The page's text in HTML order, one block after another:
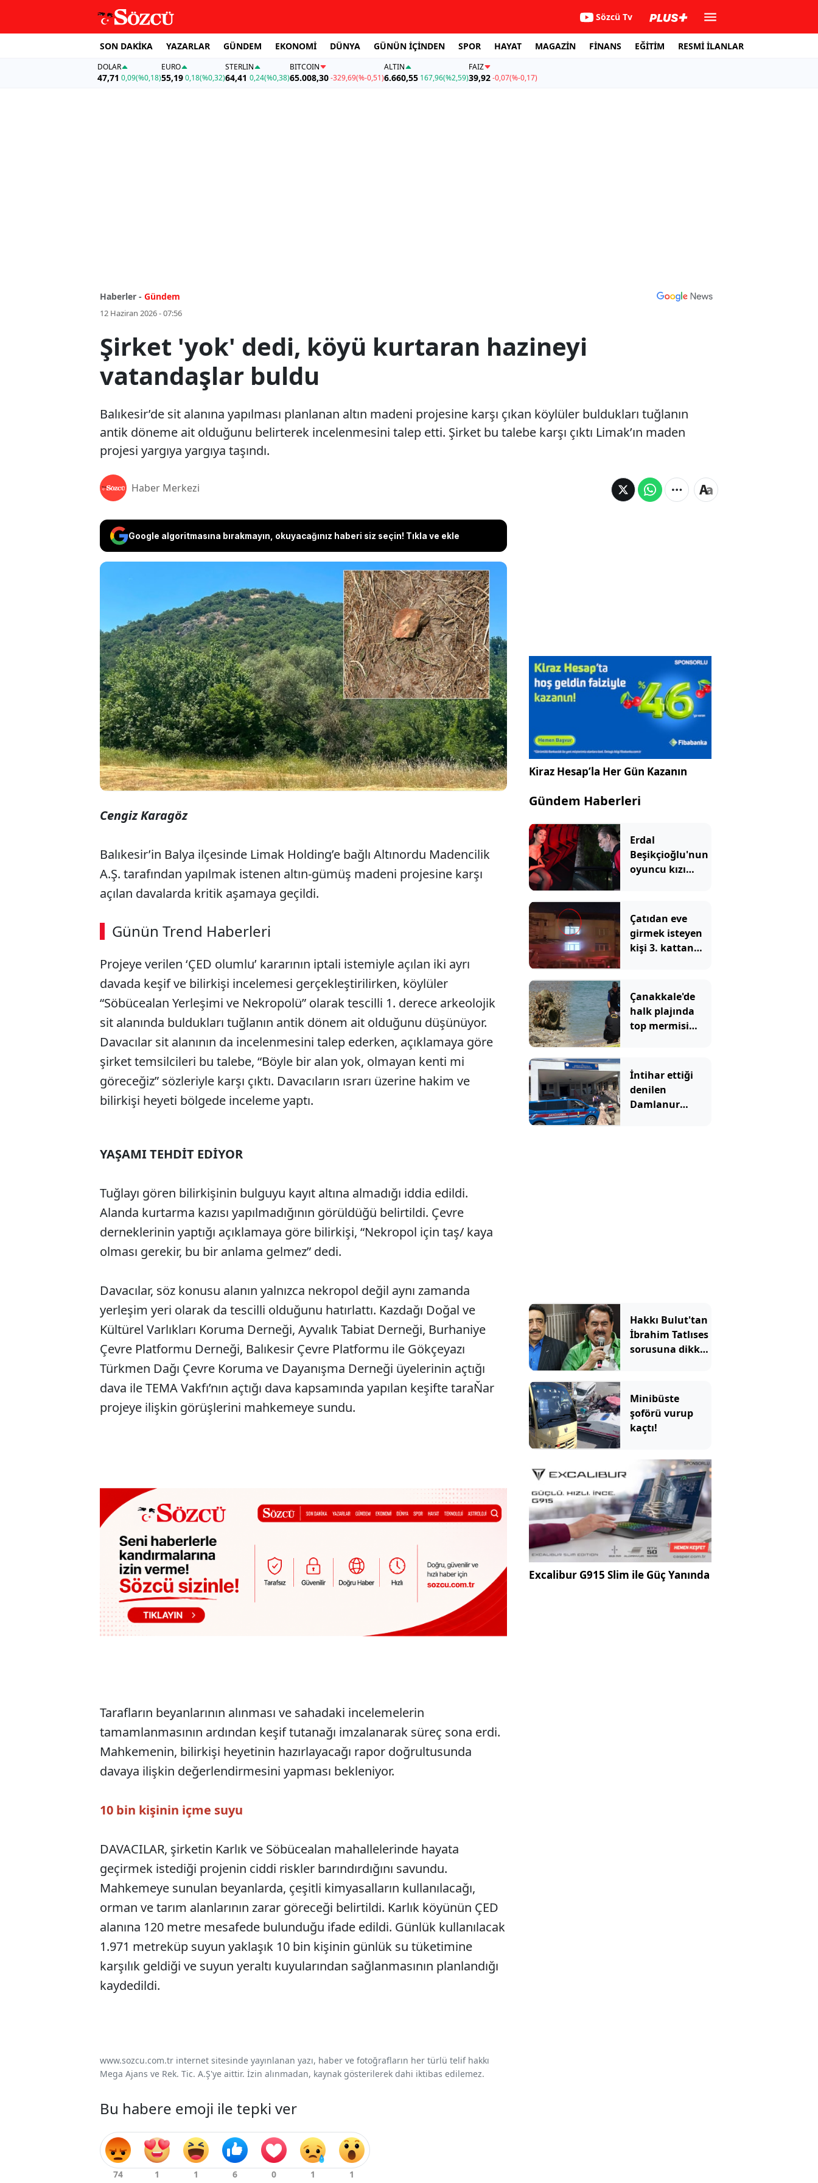
Sözcü Tv
SON DAKİKA YAZARLAR GÜNDEM EKONOMİ DÜNYA GÜNÜN İÇİNDEN SPOR HAYAT MAGAZİN FİNANS EĞİTİM RESMİ İLANLAR
DOLAR
47,71 0,09(%0,18)
EURO
55,19 0,18(%0,32)
STERLIN
64,41 0,24(%0,38)
BITCOIN
65.008,30-329,69(%-0,51)
ALTIN
6.660,55 167,96(%2,59)
FAİZ
39,92-0,07(%-0,17)
Haberler - Gündem
12 Haziran 2026 - 07:56
Şirket 'yok' dedi, köyü kurtaran hazineyi
vatandaşlar buldu
Balıkesir’de sit alanına yapılması planlanan altın madeni projesine karşı çıkan köylüler buldukları tuğlanın
antik döneme ait olduğunu belirterek incelenmesini talep etti. Şirket bu talebe karşı çıktı Limak’ın maden
projesi yargıya yargıya taşındı.
Haber Merkezi
Google algoritmasına bırakmayın, okuyacağınız haberi siz seçin! Tıkla ve ekle
Balıkesir’de sit alanına yapılması planlanan altın madeni
projesine karşı çıkan köylüler buldukları tuğlanın antik döneme
ait olduğunu belirterek incelenmesini talep etti. Şirket bu talebe
karşı çıktı Limak’ın maden projesi yargıya yargıya taşındı.
Cengiz Karagöz
Balıkesir’in Balya ilçesinde Limak Holding’e bağlı Altınordu Madencilik
A.Ş. tarafından yapılmak istenen altın-gümüş madeni projesine karşı
açılan davalarda kritik aşamaya geçildi.
Günün Trend Haberleri
00:02 / 08:43
Sesi Aç
Projeye verilen ‘ÇED olumlu’ kararının iptali istemiyle açılan iki ayrı
davada keşif ve bilirkişi incelemesi gerçekleştirilirken, köylüler
“Söbücealan Yerleşimi ve Nekropolü” olarak tescilli 1. derece arkeolojik
sit alanında buldukları tuğlanın antik dönem ait olduğunu düşünüyor.
Davacılar sit alanının da incelenmesini talep ederken, açıklamaya göre
şirket temsilcileri bu talebe, “Böyle bir alan yok, olmayan kenti mi
göreceğiz” sözleriyle karşı çıktı. Davacıların ısrarı üzerine hakim ve
bilirkişi heyeti bölgede inceleme yaptı.
YAŞAMI TEHDİT EDİYOR
Tuğlayı gören bilirkişinin bulguyu kayıt altına almadığı iddia edildi.
Alanda kurtarma kazısı yapılmadığının görüldüğü belirtildi. Çevre
derneklerinin yaptığı açıklamaya göre bilirkişi, “Nekropol için taş/ kaya
olması gerekir, bu bir anlama gelmez” dedi.
Davacılar, söz konusu alanın yalnızca nekropol değil aynı zamanda
yerleşim yeri olarak da tescilli olduğunu hatırlattı. Kazdağı Doğal ve
Kültürel Varlıkları Koruma Derneği, Ayvalık Tabiat Derneği, Burhaniye
Çevre Platformu Derneği, Balıkesir Çevre Platformu ile Gökçeyazı
Türkmen Dağı Çevre Koruma ve Dayanışma Derneği üyelerinin açtığı
dava ile TEMA Vakfı’nın açtığı dava kapsamında yapılan keşifte taraŇar
projeye ilişkin görüşlerini mahkemeye sundu.
Tarafların beyanlarının alınması ve sahadaki incelemelerin
tamamlanmasının ardından keşif tutanağı imzalanarak süreç sona erdi.
Mahkemenin, bilirkişi heyetinin hazırlayacağı rapor doğrultusunda
davaya ilişkin değerlendirmesini yapması bekleniyor.
10 bin kişinin içme suyu
DAVACILAR, şirketin Karlık ve Söbücealan mahallelerinde hayata
geçirmek istediği projenin ciddi riskler barındırdığını savundu.
Mahkemeye sunulan beyanlarda, çeşitli kimyasalların kullanılacağı,
orman ve tarım alanlarının zarar göreceği belirtildi. Karlık köyünün ÇED
alanına 120 metre mesafede bulunduğu ifade edildi. Günlük kullanılacak
1.971 metreküp suyun yaklaşık 10 bin kişinin günlük su tüketimine
karşılık geldiği ve suyun yeraltı kuyularından sağlanmasının planlandığı
kaydedildi.
www.sozcu.com.tr internet sitesinde yayınlanan yazı, haber ve fotoğrafların her türlü telif hakkı
Mega Ajans ve Rek. Tic. A.Ş'ye aittir. İzin alınmadan, kaynak gösterilerek dahi iktibas edilemez.
Bu habere emoji ile tepki ver
Kiraz Hesap’la Her Gün Kazanın
Gündem Haberleri
Erdal
Beşikçioğlu'nun
oyuncu kızı
bozdu: 'Siz öyle
bilirsiniz ama...'
Çatıdan eve
girmek isteyen
kişi 3. kattan
Çanakkale'de
halk plajında
top mermisi
İntihar ettiği
denilen
Damlanur
Hakkı Bulut'tan
İbrahim Tatlıses
sorusuna dikkat
Minibüste
şoförü vurup
kaçtı!
Excalibur G915 Slim ile Güç Yanında